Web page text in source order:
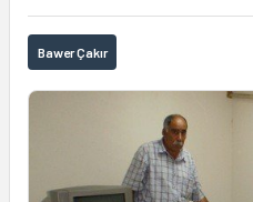
Bawer Çakır